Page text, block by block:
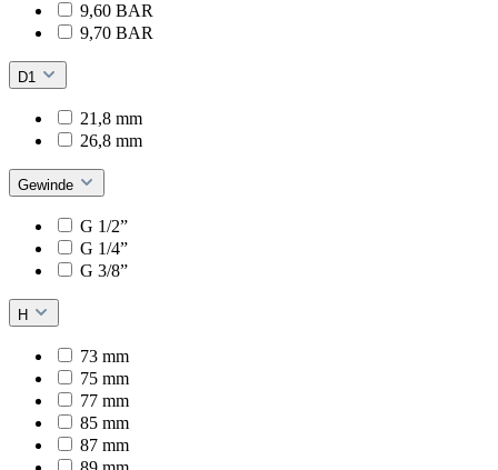
9,60 BAR
9,70 BAR
D1
21,8 mm
26,8 mm
Gewinde
G 1/2”
G 1/4”
G 3/8”
H
73 mm
75 mm
77 mm
85 mm
87 mm